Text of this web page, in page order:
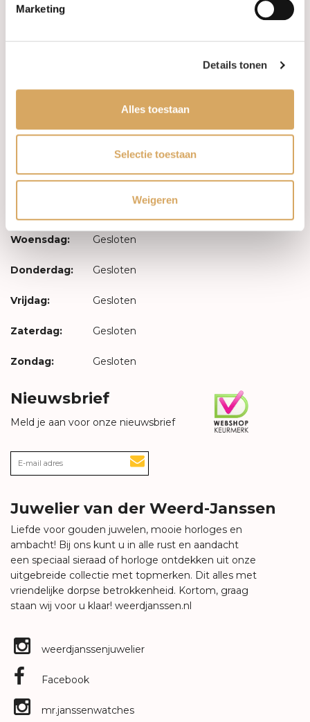
Marketing
Details tonen
Alles toestaan
Selectie toestaan
Weigeren
Maandag: Gesloten
Woensdag: Gesloten
Donderdag: Gesloten
Vrijdag: Gesloten
Zaterdag: Gesloten
Zondag: Gesloten
Nieuwsbrief
Meld je aan voor onze nieuwsbrief
Juwelier van der Weerd-Janssen
Liefde voor gouden juwelen, mooie horloges en
ambacht! Bij ons kunt u in alle rust en aandacht
een speciaal sieraad of horloge ontdekken uit onze
uitgebreide collectie met topmerken. Dit alles met
vriendelijke dorpse betrokkenheid. Kortom, graag
staan wij voor u klaar! weerdjanssen.nl
weerdjanssenjuwelier
Facebook
mr.janssenwatches